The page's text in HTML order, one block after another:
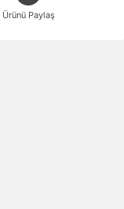
Ürünü Paylaş